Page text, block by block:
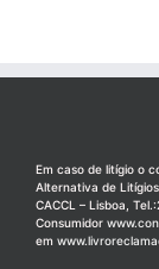
Em caso de litígio o
Alternativa de
CACCL – Lisboa,
Consumidor
em